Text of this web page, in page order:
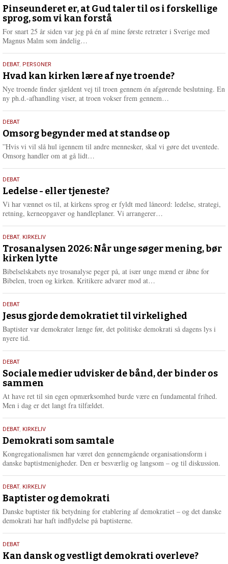
august
2026
Pinseunderet er, at Gud taler til os i forskellige
sprog, som vi kan forstå
For snart 25 år siden var jeg på én af mine første retræter i Sverige med
Magnus Malm som åndelig…
e
e
25.
juli
2026
DEBAT, PERSONER
Hvad kan kirken lære af nye troende?
Nye troende finder sjældent vej til troen gennem én afgørende beslutning. En
ny ph.d.-afhandling viser, at troen vokser frem gennem…
e
e
9.
juli
2026
DEBAT
Omsorg begynder med at standse op
”Hvis vi vil slå hul igennem til andre mennesker, skal vi gøre det uventede.
Omsorg handler om at gå lidt…
e
e
10.
juni
2026
DEBAT
Ledelse - eller tjeneste?
Vi har vænnet os til, at kirkens sprog er fyldt med låneord: ledelse, strategi,
retning, kerneopgaver og handleplaner. Vi arrangerer…
e
2.
juni
2026
DEBAT, KIRKELIV
Trosanalysen 2026: Når unge søger mening, bør
kirken lytte
Bibelselskabets nye trosanalyse peger på, at især unge mænd er åbne for
Bibelen, troen og kirken. Kritikere advarer mod at…
e
e
18.
maj
2026
DEBAT
Jesus gjorde demokratiet til virkelighed
Baptister var demokrater længe før, det politiske demokrati så dagens lys i
nyere tid.
18.
maj
2026
DEBAT
Sociale medier udvisker de bånd, der binder os
sammen
At have ret til sin egen opmærksomhed burde være en fundamental frihed.
Men i dag er det langt fra tilfældet.
18.
maj
2026
DEBAT, KIRKELIV
Demokrati som samtale
Kongregationalismen har været den gennemgående organisationsform i
danske baptistmenigheder. Den er besværlig og langsom – og til diskussion.
18.
maj
2026
DEBAT, KIRKELIV
Baptister og demokrati
Danske baptister fik betydning for etablering af demokratiet – og det danske
demokrati har haft indflydelse på baptisterne.
18.
maj
DEBAT
Kan dansk og vestligt demokrati overleve?